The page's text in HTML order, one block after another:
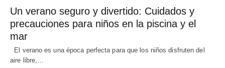
Un verano seguro y divertido: Cuidados y
precauciones para niños en la piscina y el
mar
El verano es una época perfecta para que los niños disfruten del
aire libre,…